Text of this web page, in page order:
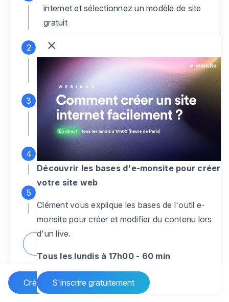
Créer un site Internet
internet et sélectionnez un modèle de site
gratuit
Connectez-vous
monsite gratuit pour accéder à votre
espace d'administration
Personnalisez entièrement le
designpour créer un site web sur-mesure,
à votre image
Ajoutez des pagessans limite pour
présenter votre activité, votre passion
pour rendre votre site dynamique
Découvrir les bases d'e-monsite pour créer
votre site web
Clément vous explique les bases de l'outil e-
monsite pour créer et modifier du contenu lors
d'un live.
Tous les lundis à 17h00 - 60 min
S'inscrire gratuitement